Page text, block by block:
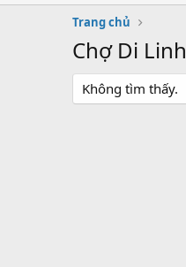
Trang chủ
Chợ Di Linh
Không tìm thấy.